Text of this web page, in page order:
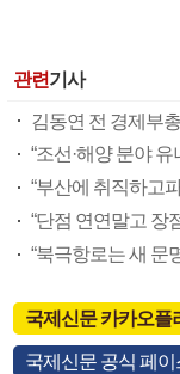
관련기사
김동연 전 경제부
“조선·해양 분야
“부산에 취직하고
“단점 연연말고 장
“북극항로는 새 문
국제신문 카카오플
국제신문 공식 페이